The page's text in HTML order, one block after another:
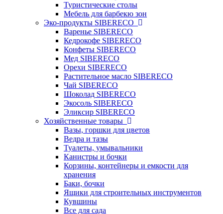
Туристические столы
Мебель для барбекю зон
Эко-продукты SIBERECO
Варенье SIBERECO
Кедрокофе SIBERECO
Конфеты SIBERECO
Мед SIBERECO
Орехи SIBERECO
Растительное масло SIBERECO
Чай SIBERECO
Шоколад SIBERECO
Экосоль SIBERECO
Эликсир SIBERECO
Хозяйственные товары
Вазы, горшки для цветов
Ведра и тазы
Туалеты, умывальники
Канистры и бочки
Корзины, контейнеры и емкости для
хранения
Баки, бочки
Ящики для строительных инструментов
Кувшины
Все для сада